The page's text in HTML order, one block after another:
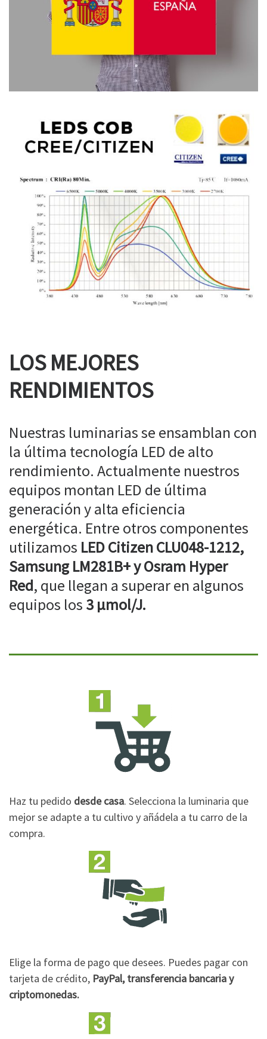
LOS MEJORES
RENDIMIENTOS
Nuestras luminarias se ensamblan con
la última tecnología LED de alto
rendimiento. Actualmente nuestros
equipos montan LED de última
generación y alta eficiencia
energética. Entre otros componentes
utilizamos LED Citizen CLU048-1212,
Samsung LM281B+ y Osram Hyper
Red, que llegan a superar en algunos
equipos los 3 µmol/J.
Haz tu pedido desde casa. Selecciona la luminaria que
mejor se adapte a tu cultivo y añádela a tu carro de la
compra.
Elige la forma de pago que desees. Puedes pagar con
tarjeta de crédito, PayPal, transferencia bancaria y
criptomonedas.